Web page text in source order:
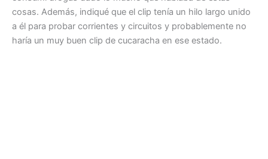
cosas. Además, indiqué que el clip tenía un hilo largo unido
a él para probar corrientes y circuitos y probablemente no
haría un muy buen clip de cucaracha en ese estado.